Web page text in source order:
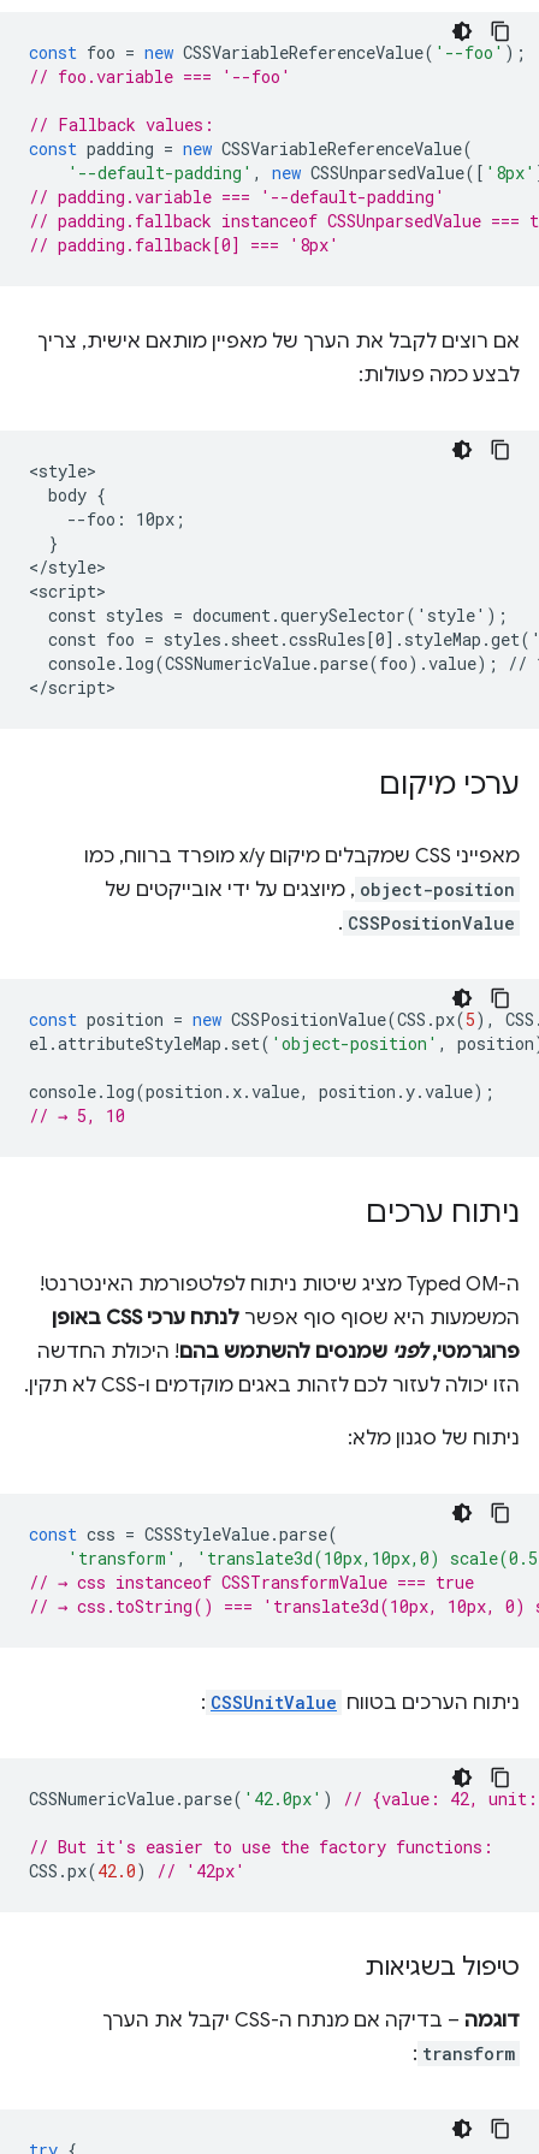
const foo = new CSSVariableReferenceValue( '--foo' );
// foo.variable === '--foo'
// Fallback values:
const padding = new CSSVariableReferenceValue(
'--default-padding' , new CSSUnparsedValue([ '8px'
// padding.variable === '--default-padding'
// padding.fallback instanceof CSSUnparsedValue ===
// padding.fallback[0] === '8px'
אם רוצים לקבל את הערך של מאפיין מותאם אישית, צריך
לבצע כמה פעולות:
<style>
  body {
    --foo: 10px;
  }
</style>
<script>
  const styles = document.querySelector('style');
const foo =
console.log(CSSNumericValue.parse(foo).value); //
ערכי מיקום
מאפייני CSS שמקבלים מיקום x/y מופרד ברווח, כמו
object-position , מיוצגים על ידי אובייקטים של
CSSPositionValue
.
const position = new CSSPositionValue(CSS .px(5), CSS
el .attributeStyleMap . set( 'object-position' , position
console. log(position . x.value, position .y.value);
// → 5, 10
ניתוח ערכים
ה-Typed OM מציג שיטות ניתוח לפלטפורמת האינטרנט!
המשמעות היא שסוף סוף אפשר
לנתח ערכי CSS באופן
פרוגרמטי,לפני שמנסים להשתמש בהם! היכולת החדשה
הזו יכולה לעזור לכם לזהות באגים מוקדמים ו-CSS לא תקין.
ניתוח של סגנון מלא:
const css = CSSStyleValue.parse(
'transform' ,
'translate3d(10px,10px,0)
// → css instanceof CSSTransformValue === true
// → css.toString() === 'translate3d(10px, 10px, 0)
ניתוח הערכים בטווח CSSUnitValue
:
CSSNumericValue.parse( '42.0px' ) // {value: 42,
// But it's easier to use the factory functions:
CSS .px(42.0) // '42px'
טיפול בשגיאות
דוגמה – בדיקה אם מנתח ה-CSS יקבל את הערך
transform
: